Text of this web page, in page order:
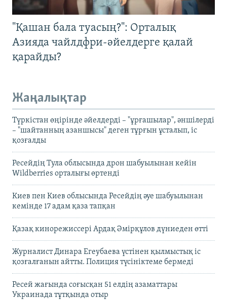
"Қашан бала туасың?": Орталық
Азияда чайлдфри-әйелдерге қалай
қарайды?
Жаңалықтар
Түркістан өңірінде әйелдерді – "ұрғашылар", әншілерді
– "шайтанның азаншысы" деген тұрғын ұсталып, іс
қозғалды
Ресейдің Тула облысында дрон шабуылынан кейін
Wildberries орталығы өртенді
Киев пен Киев облысында Ресейдің әуе шабуылынан
кемінде 17 адам қаза тапқан
Қазақ кинорежиссері Ардақ Әмірқұлов дүниеден өтті
Журналист Динара Егеубаева үстінен қылмыстық іс
қозғалғанын айтты. Полиция түсініктеме бермеді
Ресей жағында соғысқан 51 елдің азаматтары
Украинада тұтқында отыр